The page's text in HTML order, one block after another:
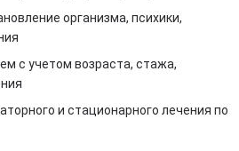
организма, психики,
с учетом возраста, стажа,
и стационарного лечения по